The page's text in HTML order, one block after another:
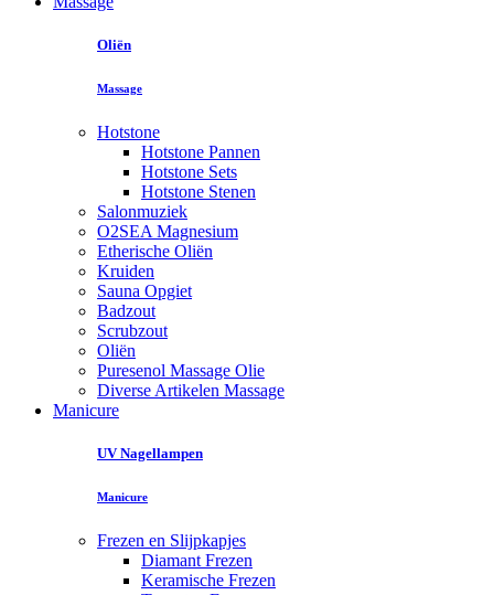
Oliën
Massage
Hotstone
Hotstone Pannen
Hotstone Sets
Hotstone Stenen
Salonmuziek
O2SEA Magnesium
Etherische Oliën
Kruiden
Sauna Opgiet
Badzout
Scrubzout
Oliën
Puresenol Massage Olie
Diverse Artikelen Massage
Manicure
UV Nagellampen
Manicure
Frezen en Slijpkapjes
Diamant Frezen
Keramische Frezen